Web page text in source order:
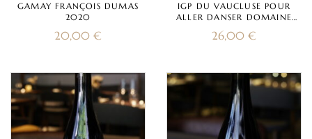
GAMAY FRANÇOIS DUMAS
2020
20,00 €
IGP DU VAUCLUSE POUR
ALLER DANSER DOMAINE
CHILDERIC 2022
26,00 €